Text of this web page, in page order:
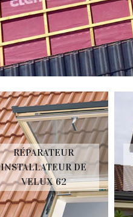
RÉPARATEUR
INSTALLATEUR DE
VELUX 62